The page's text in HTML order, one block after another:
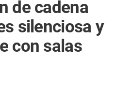
de cadena
silenciosa y
con salas